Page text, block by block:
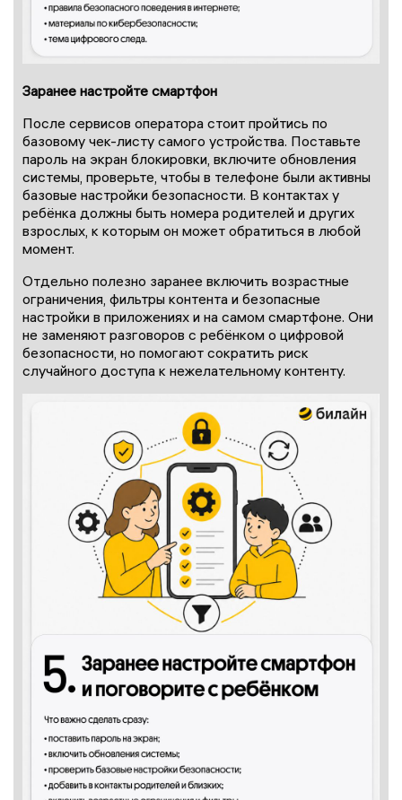
Заранее настройте смартфон
После сервисов оператора стоит пройтись по
базовому чек-листу самого устройства. Поставьте
пароль на экран блокировки, включите обновления
системы, проверьте, чтобы в телефоне были активны
базовые настройки безопасности. В контактах у
ребёнка должны быть номера родителей и других
взрослых, к которым он может обратиться в любой
момент.
Отдельно полезно заранее включить возрастные
ограничения, фильтры контента и безопасные
настройки в приложениях и на самом смартфоне. Они
не заменяют разговоров с ребёнком о цифровой
безопасности, но помогают сократить риск
случайного доступа к нежелательному контенту.